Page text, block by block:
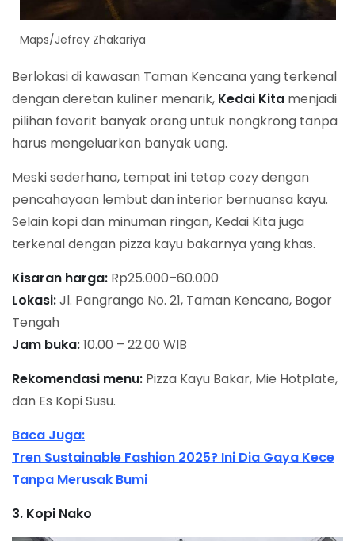
Maps/Jefrey Zhakariya
Berlokasi di kawasan Taman Kencana yang terkenal
dengan deretan kuliner menarik, Kedai Kita menjadi
pilihan favorit banyak orang untuk nongkrong tanpa
harus mengeluarkan banyak uang.
Meski sederhana, tempat ini tetap cozy dengan
pencahayaan lembut dan interior bernuansa kayu.
Selain kopi dan minuman ringan, Kedai Kita juga
terkenal dengan pizza kayu bakarnya yang khas.
Kisaran harga: Rp25.000–60.000
Lokasi:Jl. Pangrango No. 21, Taman Kencana, Bogor
Tengah
Jam buka:10.00 – 22.00 WIB
Rekomendasi menu: Pizza Kayu Bakar, Mie Hotplate,
dan Es Kopi Susu.
Baca Juga:
Tren Sustainable Fashion 2025? Ini Dia Gaya Kece
Tanpa Merusak Bumi
3. Kopi Nako